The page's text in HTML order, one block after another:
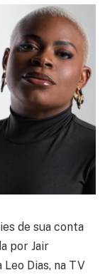
de sua conta
por Jair
Dias, na TV